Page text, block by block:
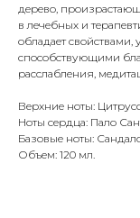
дерево,
в лечебных и
обладает
способствующими
расслабления,
Верхние ноты:
Ноты сердца: Пало
Базовые ноты:
Объем: 120 мл.